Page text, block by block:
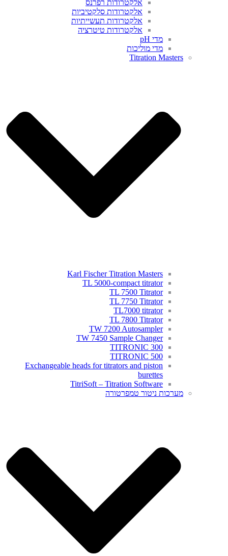
אלקטרודות רפרנס
אלקטרודות סלקטיביות
אלקטרודות תעשייתיות
אלקטרודות טיטרציה
מדי pH
מדי מוליכות
Titration Masters
Karl Fischer Titration Masters
TL 5000-compact titrator
TL 7500 Titrator
TL 7750 Titrator
TL7000 titrator
TL 7800 Titrator
TW 7200 Autosampler
TW 7450 Sample Changer
TITRONIC 300
TITRONIC 500
Exchangeable heads for titrators and piston
burettes
TitriSoft – Titration Software
מערכות ניטור טמפרטורה